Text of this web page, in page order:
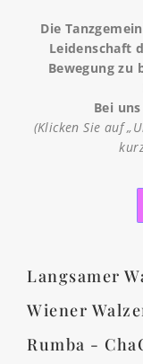
Die
Leidenschaft
Bewegung zu
Bei
(Klicken Sie auf
Langsamer
Wiener
Rumba -